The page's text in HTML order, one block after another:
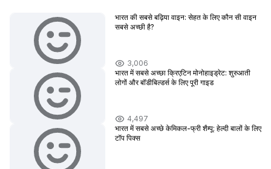
भारत की सबसे बढ़िया वाइन: सेहत के लिए कौन सी वाइन
सबसे अच्छी है?
3,006
भारत में सबसे अच्छा क्रिएटिन मोनोहाइड्रेट: शुरुआती
लोगों और बॉडीबिल्डर्स के लिए पूरी गाइड
4,497
भारत में सबसे अच्छे केमिकल-फ्री शैम्पू: हेल्दी बालों के लिए
टॉप पिक्स